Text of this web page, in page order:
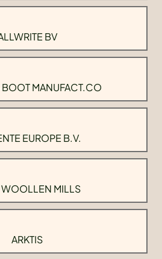
BV
MANUFACT.CO
EUROPE B.V.
WOOLLEN MILLS
ARKTIS